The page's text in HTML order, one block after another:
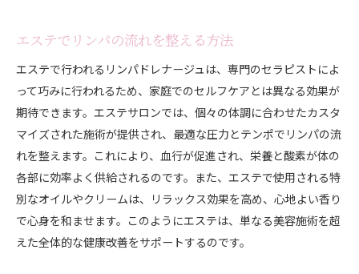
エステでリンパの流れを整える方法
エステで行われるリンパドレナージュは、専門のセラピストによ
って巧みに行われるため、家庭でのセルフケアとは異なる効果が
期待できます。エステサロンでは、個々の体調に合わせたカスタ
マイズされた施術が提供され、最適な圧力とテンポでリンパの流
れを整えます。これにより、血行が促進され、栄養と酸素が体の
各部に効率よく供給されるのです。また、エステで使用される特
別なオイルやクリームは、リラックス効果を高め、心地よい香り
で心身を和ませます。このようにエステは、単なる美容施術を超
えた全体的な健康改善をサポートするのです。